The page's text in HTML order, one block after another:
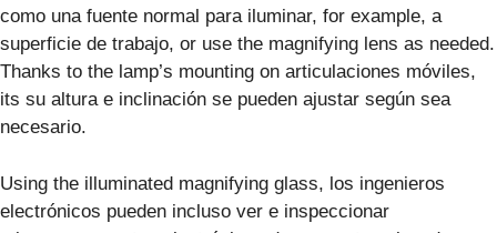
como una fuente normal para iluminar, for example, a
superficie de trabajo, or use the magnifying lens as needed.
Thanks to the lamp’s mounting on articulaciones móviles,
its su altura e inclinación se pueden ajustar según sea
necesario.
Using the illuminated magnifying glass, los ingenieros
electrónicos pueden incluso ver e inspeccionar